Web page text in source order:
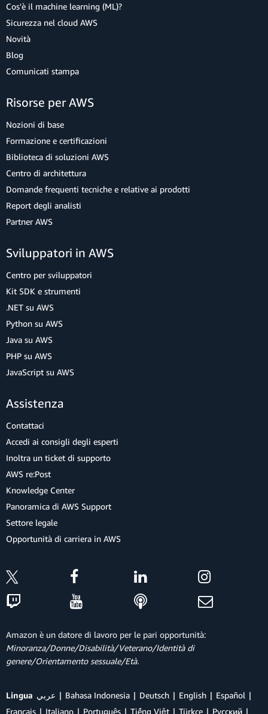
Cos'è il machine learning (ML)?
Sicurezza nel cloud AWS
Novità
Blog
Comunicati stampa
Risorse per AWS
Nozioni di base
Formazione e certificazioni
Biblioteca di soluzioni AWS
Centro di architettura
Domande frequenti tecniche e relative ai prodotti
Report degli analisti
Partner AWS
Sviluppatori in AWS
Centro per sviluppatori
Kit SDK e strumenti
.NET su AWS
Python su AWS
Java su AWS
PHP su AWS
JavaScript su AWS
Assistenza
Contattaci
Accedi ai consigli degli esperti
Inoltra un ticket di supporto
AWS re:Post
Knowledge Center
Panoramica di AWS Support
Settore legale
Opportunità di carriera in AWS
Amazon è un datore di lavoro per le pari opportunità:
Minoranza/Donne/Disabilità/Veterano/Identità di
genere/Orientamento sessuale/Età.
Lingua عربي Bahasa Indonesia Deutsch English
Español
Français
Italiano Português Tiếng Việt Türkçe Ρусский